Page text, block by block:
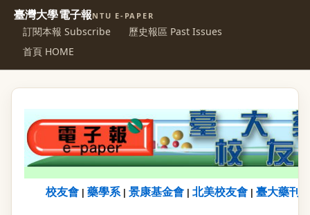
臺灣大學電子報NTU E-PAPER
訂閱本報 Subscribe
歷史報區 Past Issues
首頁 HOME
校友會 藥學系| 景康基金會 北美校友會 臺大藥刊